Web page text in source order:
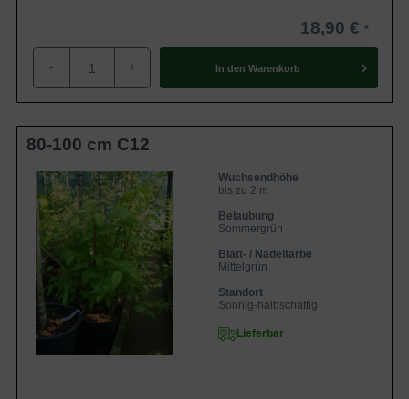
18,90 €
- + In den Warenkorb
80-100 cm C12
Wuchsendhöhe
bis zu 2 m
Belaubung
Sommergrün
Blatt- / Nadelfarbe
Mittelgrün
Standort
Sonnig-halbschattig
Lieferbar